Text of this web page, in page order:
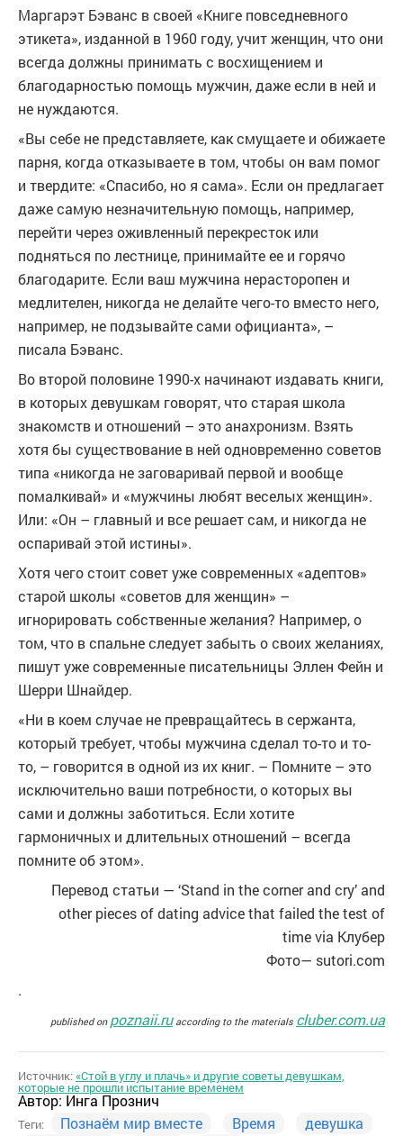
Маргарэт Бэванс в своей «Книге повседневного
этикета», изданной в 1960 году, учит женщин, что они
всегда должны принимать с восхищением и
благодарностью помощь мужчин, даже если в ней и
не нуждаются.
«Вы себе не представляете, как смущаете и обижаете
парня, когда отказываете в том, чтобы он вам помог
и твердите: «Спасибо, но я сама». Если он предлагает
даже самую незначительную помощь, например,
перейти через оживленный перекресток или
подняться по лестнице, принимайте ее и горячо
благодарите. Если ваш мужчина нерасторопен и
медлителен, никогда не делайте чего-то вместо него,
например, не подзывайте сами официанта», –
писала Бэванс.
Во второй половине 1990-х начинают издавать книги,
в которых девушкам говорят, что старая школа
знакомств и отношений – это анахронизм. Взять
хотя бы существование в ней одновременно советов
типа «никогда не заговаривай первой и вообще
помалкивай» и «мужчины любят веселых женщин».
Или: «Он – главный и все решает сам, и никогда не
оспаривай этой истины».
Хотя чего стоит совет уже современных «адептов»
старой школы «советов для женщин» –
игнорировать собственные желания? Например, о
том, что в спальне следует забыть о своих желаниях,
пишут уже современные писательницы Эллен Фейн и
Шерри Шнайдер.
«Ни в коем случае не превращайтесь в сержанта,
который требует, чтобы мужчина сделал то-то и то-
то, – говорится в одной из их книг. – Помните – это
исключительно ваши потребности, о которых вы
сами и должны заботиться. Если хотите
гармоничных и длительных отношений – всегда
помните об этом».
Перевод статьи — ‘Stand in the corner and cry’ and
other pieces of dating advice that failed the test of
time via Клубер
Фото— sutori.com
.
published on poznaii.ruaccording to the materials cluber.com.ua
Источник:«Стой в углу и плачь» и другие советы девушкам,
которые не прошли испытание временем
Автор: Инга Прознич
Теги: Познаём мир вместе Время
девушка